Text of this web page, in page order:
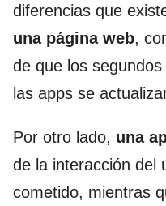
diferencias que
una página web,
de que los
las apps se
Por otro lado, una
de la interacción del
cometido, mientras